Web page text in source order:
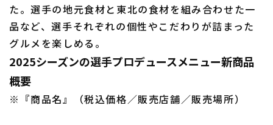
た。選手の地元食材と東北の食材を組み合わせた一
品など、選手それぞれの個性やこだわりが詰まった
グルメを楽しめる。
2025シーズンの選手プロデュースメニュー新商品
概要
※『商品名』（税込価格／販売店舗／販売場所）